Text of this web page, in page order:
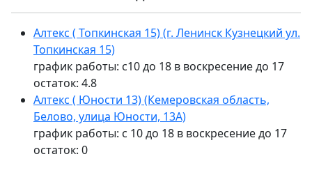
Алтекс ( Топкинская 15) (г. Ленинск Кузнецкий ул.
Топкинская 15)
график работы: с10 до 18 в воскресение до 17
остаток: 4.8
Алтекс ( Юности 13) (Кемеровская область,
Белово, улица Юности, 13А)
график работы: с 10 до 18 в воскресение до 17
остаток: 0